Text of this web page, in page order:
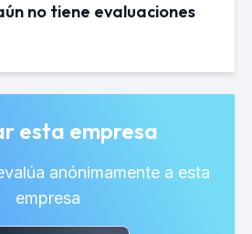
no tiene evaluaciones
esta empresa
anónimamente a esta
empresa